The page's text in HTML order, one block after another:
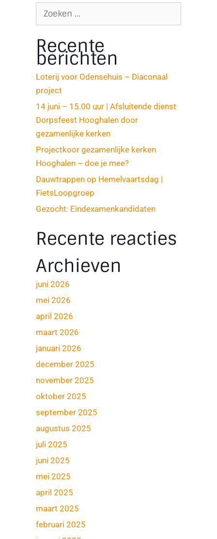
Recente
berichten
Loterij voor Odensehuis – Diaconaal
project
14 juni – 15.00 uur | Afsluitende dienst
Dorpsfeest Hooghalen door
gezamenlijke kerken
Projectkoor gezamenlijke kerken
Hooghalen – doe je mee?
Dauwtrappen op Hemelvaartsdag |
FietsLoopgroep
Gezocht: Eindexamenkandidaten
Recente reacties
Archieven
juni 2026
mei 2026
april 2026
maart 2026
januari 2026
december 2025
november 2025
oktober 2025
september 2025
augustus 2025
juli 2025
juni 2025
mei 2025
april 2025
maart 2025
februari 2025